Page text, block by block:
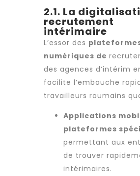
2.1. La
recrutement
intérimaire
L’essor des
numériques de
des agences d’intérim
facilite l’embauche
travailleurs roumains
Applications
plateformes
permettant aux
de trouver
intérimaires.